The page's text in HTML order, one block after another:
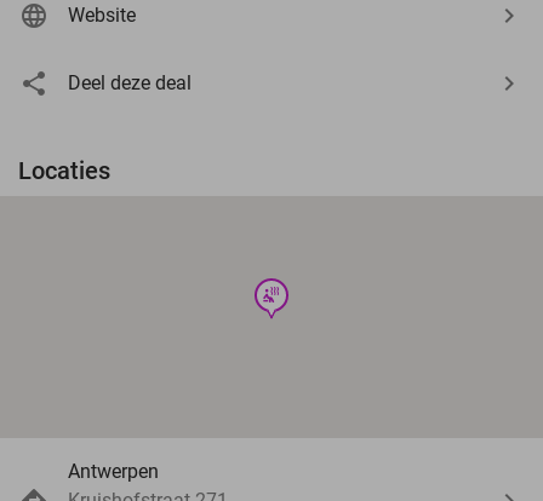
Website
Deel deze deal
Locaties
wellness
Antwerpen